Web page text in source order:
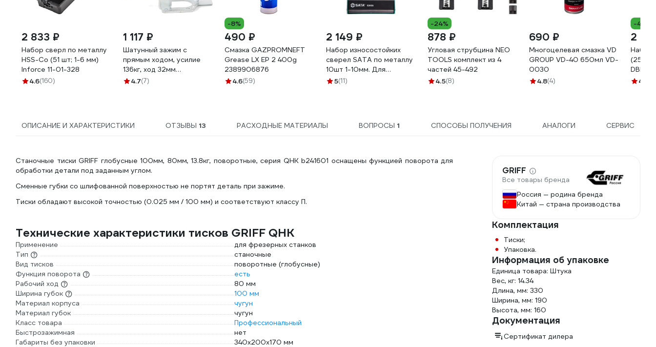
2 833 ₽
Набор сверл по металлу
HSS-Co (51 шт; 1-6 мм)
Inforce 11-01-328
4.6(160)
1 117 ₽
Шатунный зажим с
прямым ходом, усилие
136кг, ход 32мм
WOODWORK GH-302-FM
4.7(7)
-8%
490 ₽
Смазка GAZPROMNEFT
Grease LX EP 2 400g
2389906876
4.6(59)
2 149 ₽
Набор износостойких
сверел SATA по металлу
10шт 1-10мм. Для
интенсивного сверления.
5(11)
-24%
878 ₽
Угловая струбцина NEO
TOOLS комплект из 4
частей 45-492
4.5(8)
690 ₽
Многоцелевая смазка VD
GROUP VD-40 650мл VD-
0030
4.8(4)
-45%
2
Набор
(25 шт;
DBM
4.6
ОПИСАНИЕ И ХАРАКТЕРИСТИКИ ОТЗЫВЫ 13 РАСХОДНЫЕ МАТЕРИАЛЫ ВОПРОСЫ 1 СПОСОБЫ ПОЛУЧЕНИЯ АНАЛОГИ СЕРВИС
Станочные тиски GRIFF глобусные 100мм, 80мм, 13.8кг, поворотные, серия QHK b241601 оснащены функцией поворота для
обработки детали под заданным углом.
Сменные губки со шлифованной поверхностью не портят деталь при зажиме.
Тиски обладают высокой точностью (0.025 мм / 100 мм) и соответствуют классу П.
Технические характеристики тисков GRIFF QHK
Применение
для фрезерных станков
Тип
станочные
Вид тисков
поворотные (глобусные)
Функция поворота
есть
Рабочий ход
80 мм
Ширина губок
100 мм
Материал корпуса
чугун
Материал губок
чугун
Класс товара
Профессиональный
Быстрозажимная
нет
Габариты без упаковки
340х200х170 мм
GRIFF
Все товары бренда
Россия — родина бренда
Китай — страна производства
Комплектация
Тиски;
Упаковка.
Информация об упаковке
Единица товара: Штука
Вес, кг: 14.34
Длина, мм: 330
Ширина, мм: 190
Высота, мм: 160
Документация
Сертификат дилера